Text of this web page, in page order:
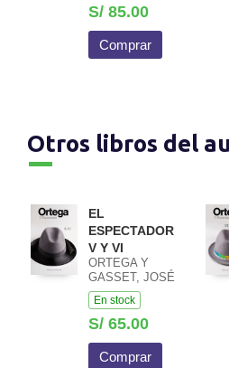
S/ 85.00
Comprar
Otros libros del
EL
ESPECTADOR
V Y VI
ORTEGA Y
GASSET, JOSÉ
En stock
S/ 65.00
Comprar